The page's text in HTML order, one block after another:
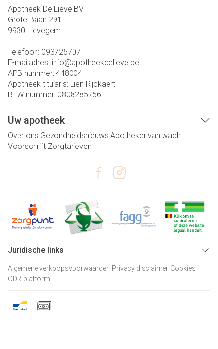
Apotheek De Lieve BV
Grote Baan 291
9930 Lievegem
Telefoon: 093725707
E-mailadres: info@apotheekdelieve.be
APB nummer: 448004
Apotheek titularis: Lien Rijckaert
BTW nummer: 0808285756
Uw apotheek
Over ons Gezondheidsnieuws Apotheker van wacht
Voorschrift Zorgtarieven
Juridische links
Algemene verkoopsvoorwaarden Privacy disclaimer Cookies
ODR-platform